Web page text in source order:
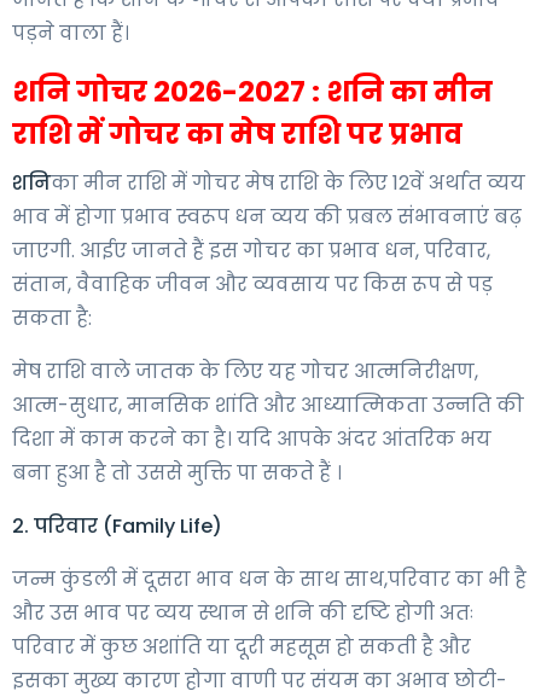
पड़ने वाला हैं।
शनि गोचर 2026-2027 : शनि का मीन
राशि में गोचरकामेष राशि पर प्रभाव
शनिका मीन राशि में गोचर मेष राशि के लिए 12वें अर्थात व्यय
भाव में होगा प्रभाव स्वरूप धन व्यय की प्रबल संभावनाएं बढ़
जाएगी. आईए जानते हैं इस गोचर का प्रभाव धन, परिवार,
संतान, वैवाहिक जीवन और व्यवसाय पर किस रूप से पड़
सकता है:
मेष राशि वाले जातक के लिए यह गोचर आत्मनिरीक्षण,
आत्म-सुधार, मानसिक शांति और आध्यात्मिकता उन्नति की
दिशा में काम करने का है। यदि आपके अंदर आंतरिक भय
बना हुआ है तो उससे मुक्ति पा सकते हैं ।
2. परिवार (Family Life)
जन्म कुंडली में दूसरा भाव धन के साथ साथ,परिवार का भी है
और उस भाव पर व्यय स्थान से शनि की दृष्टि होगी अतः
परिवार में कुछ अशांति या दूरी महसूस हो सकती है और
इसका मुख्य कारण होगा वाणी पर संयम का अभाव छोटी-